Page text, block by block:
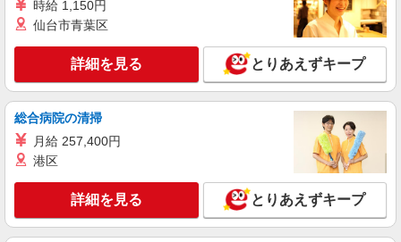
静岡県浜松市中央区／最寄駅：浜松駅、新浜松
キープ 詳細を見る
派遣社員
パーソルテンプスタッフ株式会社 静岡コーディネートセンター（浜
松）/26-0599090
≪未経験OK×事務のお仕事♪＝長期ポジ
時給1430円〜1500円（経験・能力による）
【月収例】￥1,430×8時間＝￥11,440×21日＝
￥240,240+交通費+残業代
時給 1,150円
仙台市青葉区
詳細を見る とりあえずキープ
総合病院の清掃
月給 257,400円
港区
詳細を見る とりあえずキープ